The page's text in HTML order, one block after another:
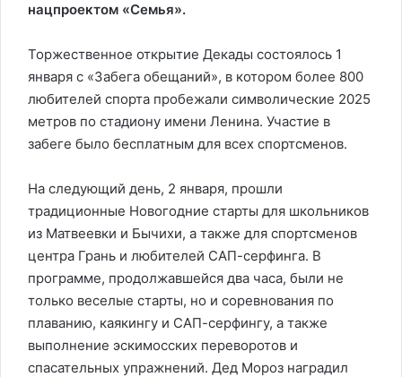
нацпроектом «Семья».
Торжественное открытие Декады состоялось 1
января с «Забега обещаний», в котором более 800
любителей спорта пробежали символические 2025
метров по стадиону имени Ленина. Участие в
забеге было бесплатным для всех спортсменов.
На следующий день, 2 января, прошли
традиционные Новогодние старты для школьников
из Матвеевки и Бычихи, а также для спортсменов
центра Грань и любителей САП-серфинга. В
программе, продолжавшейся два часа, были не
только веселые старты, но и соревнования по
плаванию, каякингу и САП-серфингу, а также
выполнение эскимосских переворотов и
спасательных упражнений. Дед Мороз наградил